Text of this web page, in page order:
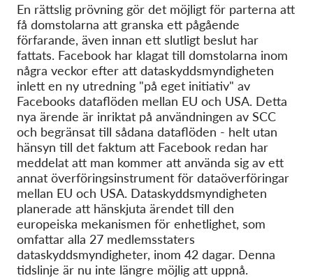
En rättslig prövning gör det möjligt för parterna att
få domstolarna att granska ett pågående
förfarande, även innan ett slutligt beslut har
fattats. Facebook har klagat till domstolarna inom
några veckor efter att dataskyddsmyndigheten
inlett en ny utredning "på eget initiativ" av
Facebooks dataflöden mellan EU och USA. Detta
nya ärende är inriktat på användningen av SCC
och begränsat till sådana dataflöden - helt utan
hänsyn till det faktum att Facebook redan har
meddelat att man kommer att använda sig av ett
annat överföringsinstrument för dataöverföringar
mellan EU och USA. Dataskyddsmyndigheten
planerade att hänskjuta ärendet till den
europeiska mekanismen för enhetlighet, som
omfattar alla 27 medlemsstaters
dataskyddsmyndigheter, inom 42 dagar. Denna
tidslinje är nu inte längre möjlig att uppnå.